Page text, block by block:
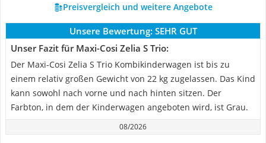
Preisvergleich und weitere Angebote
Unsere Bewertung: SEHR GUT
Unser Fazit für Maxi-Cosi Zelia S Trio:
Der Maxi-Cosi Zelia S Trio Kombikinderwagen ist bis zu
einem relativ großen Gewicht von 22 kg zugelassen. Das Kind
kann sowohl nach vorne und nach hinten sitzen. Der
Farbton, in dem der Kinderwagen angeboten wird, ist Grau.
08/2026